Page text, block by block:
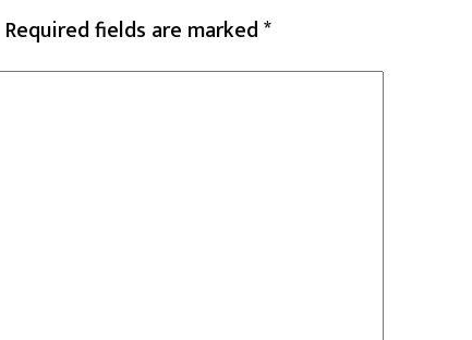
Required fields are marked*